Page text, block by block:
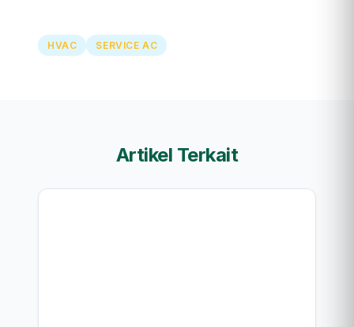
HVAC SERVICE AC
Artikel Terkait